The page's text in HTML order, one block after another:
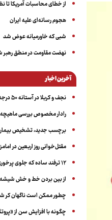
از خطای محاسبات آمریکا تا
هجوم رسانه‌ای علیه ایران
شبی که خاورمیانه عوض شد
نهضت مقاومت در منطق رهبر
آخرین اخبار
نجف و کربلا در آستانه ۵۰ درجه
رادار مخصوص بررسی
برچسب جدید، تشخیص
مقتل‌خوانی روز اربعین در
۱۲ ترفند ساده که جلوی پرخوری عصبی و اضافه ‌وزن را می‌گیرد
از بین بردن خط و خش
چطور ممکن است ناگهان کر
چگونه با افزایش سن از